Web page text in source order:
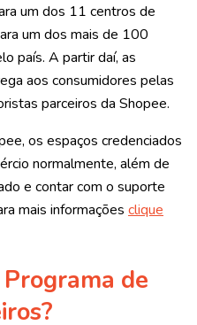
um dos 11 centros de
um dos mais de 100
país. A partir daí, as
aos consumidores pelas
parceiros da Shopee.
os espaços credenciados
normalmente, além de
e contar com o suporte
mais informações clique
de